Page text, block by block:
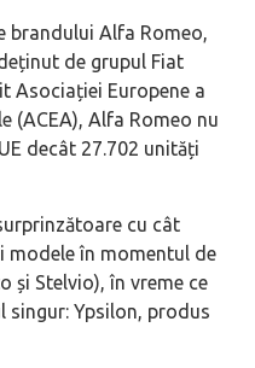
brandului Alfa Romeo,
de grupul Fiat
Asociației Europene a
(ACEA), Alfa Romeo nu
decât 27.702 unități
cu cât
modele în momentul de
și Stelvio), în vreme ce
singur: Ypsilon, produs